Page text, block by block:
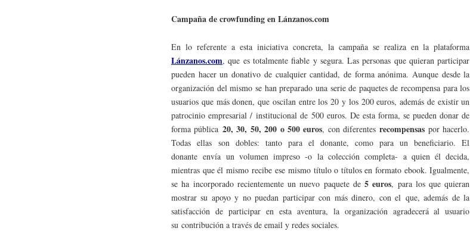
Campaña de crowfunding en Lánzanos.com
En lo referente a esta iniciativa concreta, la campaña se realiza en la plataforma
Lánzanos.com, que es totalmente fiable y segura. Las personas que quieran participar
pueden hacer un donativo de cualquier cantidad, de forma anónima. Aunque desde la
organización del mismo se han preparado una serie de paquetes de recompensa para los
usuarios que más donen, que oscilan entre los 20 y los 200 euros, además de existir un
patrocinio empresarial / institucional de 500 euros. De esta forma, se pueden donar de
forma pública 20, 30, 50, 200 o 500 euros, con diferentes recompensaspor hacerlo.
Todas ellas son dobles: tanto para el donante, como para un beneficiario. El
donante envía un volumen impreso -o la colección completa- a quien él decida,
mientras que él mismo recibe ese mismo título o títulos en formato ebook. Igualmente,
se ha incorporado recientemente un nuevo paquete de5 euros, para los que quieran
mostrar su apoyo y no puedan participar con más dinero, con el que, además de la
satisfacción de participar en esta aventura, la organización agradecerá al usuario
su contribución a través de email y redes sociales.